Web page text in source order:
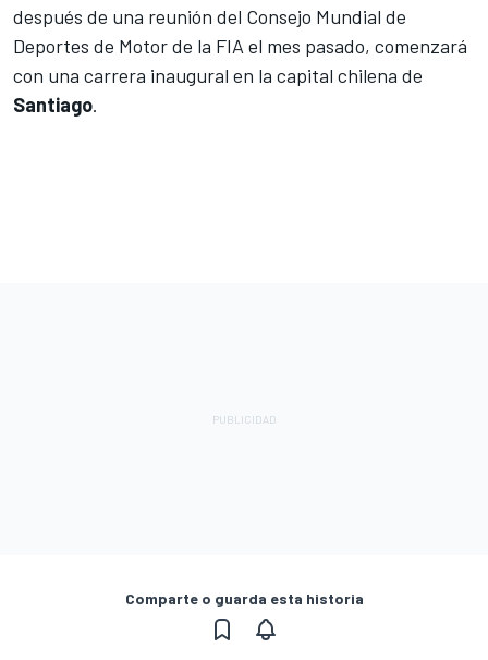
después de una reunión del Consejo Mundial de
Deportes de Motor de la FIA el mes pasado, comenzará
con una carrera inaugural en la capital chilena de
Santiago.
Comparte o guarda esta historia